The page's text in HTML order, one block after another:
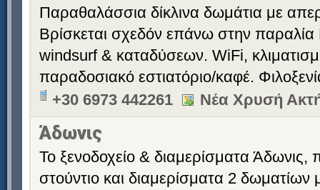
Παραθαλάσσια δίκλινα δωμάτια με
Βρίσκεται σχεδόν επάνω στην
windsurf & καταδύσεων. WiFi,
παραδοσιακό εστιατόριο/καφέ.
+30 6973 442261
Νέα Χρυσή
Άδωνις
Το ξενοδοχείο & διαμερίσματα
στούντιο και διαμερίσματα 2 δωματίων